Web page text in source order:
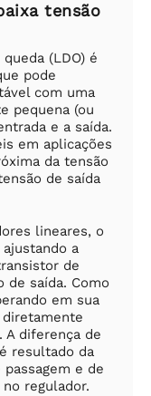
tensão
(LDO) é
pode
com uma
pequena (ou
e a saída.
em aplicações
da tensão
de saída
lineares, o
a
de
de saída. Como
em sua
diretamente
A diferença de
resultado da
e de
regulador.